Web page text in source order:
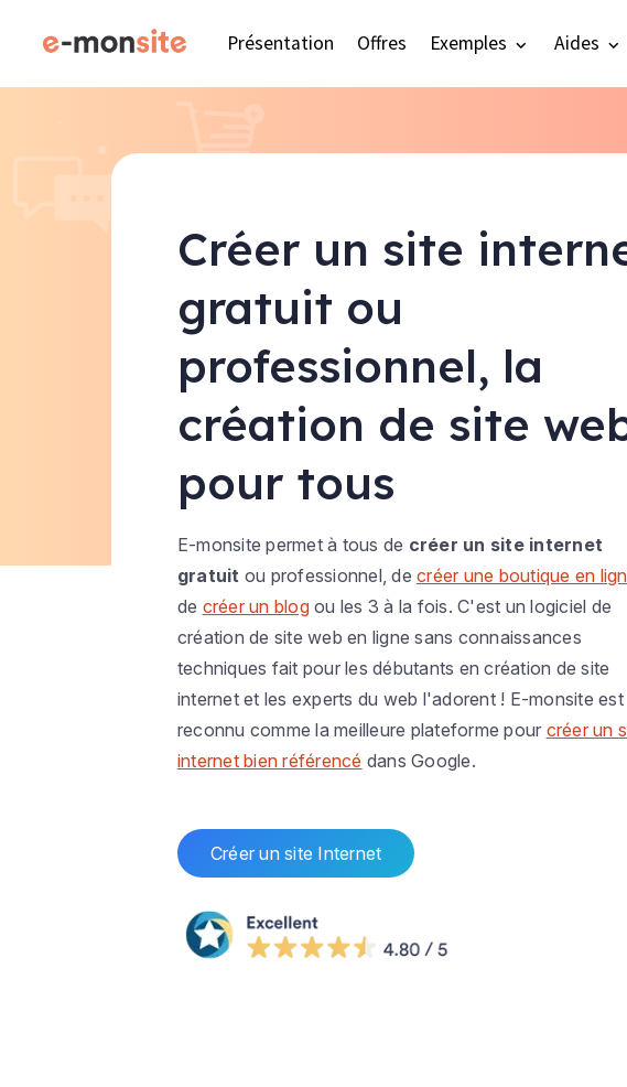
Présentation Offres Exemples Aides
Créer un site
gratuit ou
professionnel, la
création de site
pour tous
E-monsite permet à tous de créer un site internet
gratuit ou professionnel, decréer une boutique en
de créer un blogou les 3 à la fois. C'est un logiciel de
création de site web en ligne sans connaissances
techniques fait pour les débutants en création de site
internet et les experts du web l'adorent ! E-monsite est
reconnu comme la meilleure plateforme pour créer un
internet bien référencé dans Google.
Créer un site Internet